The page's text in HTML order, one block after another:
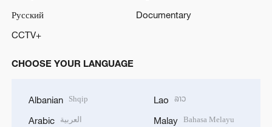
Русский
Documentary
CCTV+
CHOOSE YOUR LANGUAGE
Albanian Shqip
Arabic العربية
Lao ລາວ
Malay Bahasa Melayu